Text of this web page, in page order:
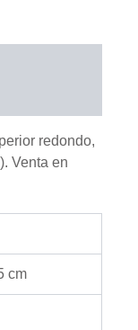
redondo,
Venta en
cm